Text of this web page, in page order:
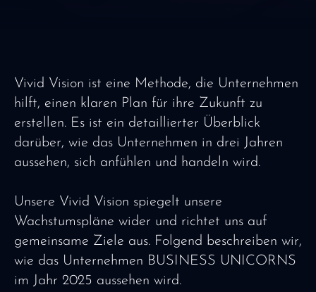
Vivid Vision ist eine Methode, die Unternehmen
hilft, einen klaren Plan für ihre Zukunft zu
erstellen. Es ist ein detaillierter Überblick
darüber, wie das Unternehmen in drei Jahren
aussehen, sich anfühlen und handeln wird.
Unsere Vivid Vision spiegelt unsere
Wachstumspläne wider und richtet uns auf
gemeinsame Ziele aus. Folgend beschreiben wir,
wie das Unternehmen BUSINESS UNICORNS
im Jahr 2025 aussehen wird.